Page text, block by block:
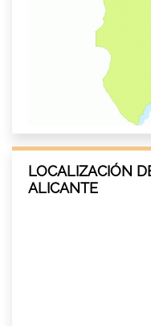
LOCALIZACIÓN
ALICANTE